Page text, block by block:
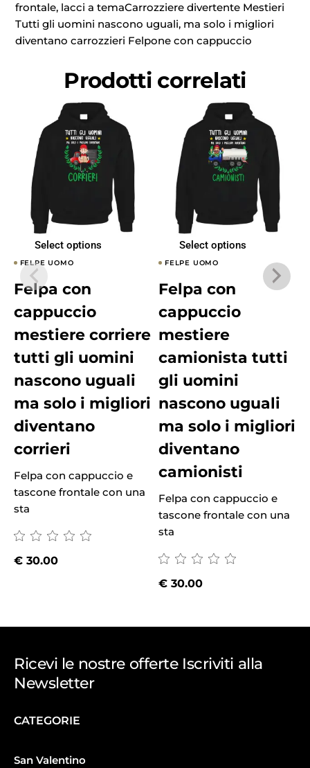
frontale, lacci a temaCarrozziere divertente Mestieri
Tutti gli uomini nascono uguali, ma solo i migliori
diventano carrozzieri Felpone con cappuccio
Prodotti correlati
Select options
FELPE UOMO
Felpa con
cappuccio
mestiere corriere
tutti gli uomini
nascono uguali
ma solo i migliori
diventano
corrieri
Felpa con cappuccio e
tascone frontale con una
sta
€30.00
Select options
FELPE UOMO
Felpa con
cappuccio
mestiere
camionista tutti
gli uomini
nascono uguali
ma solo i migliori
diventano
camionisti
Felpa con cappuccio e
tascone frontale con una
sta
€ 30.00
Ricevi le nostre offerte Iscriviti alla
Newsletter
CATEGORIE
San Valentino